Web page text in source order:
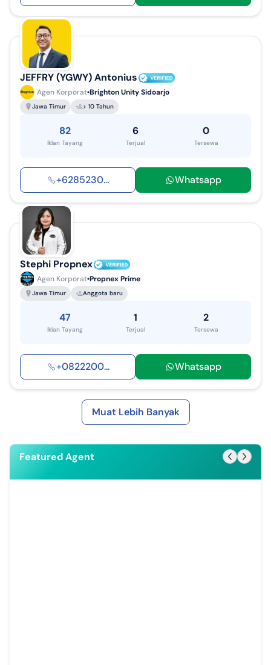
JEFFRY (YGWY) Antonius
Agen Korporat Brighton Unity Sidoarjo
Jawa Timur > 10 Tahun
82
Iklan Tayang
6
Terjual
0
Tersewa
+6285230... Whatsapp
Stephi Propnex
Agen Korporat Propnex Prime
Jawa Timur Anggota baru
47
Iklan Tayang
1
Terjual
2
Tersewa
+0822200... Whatsapp
Muat Lebih Banyak
Featured Agent